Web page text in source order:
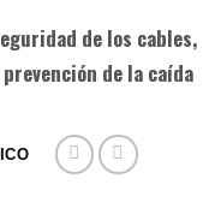
de los cables,
de la caída